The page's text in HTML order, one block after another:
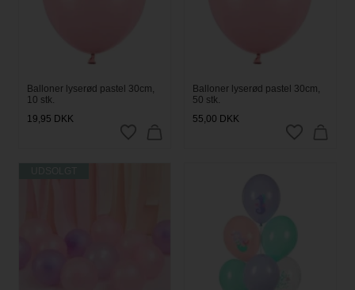
Balloner lyserød pastel 30cm,
10 stk.
19,95 DKK
Balloner lyserød pastel 30cm,
50 stk.
55,00 DKK